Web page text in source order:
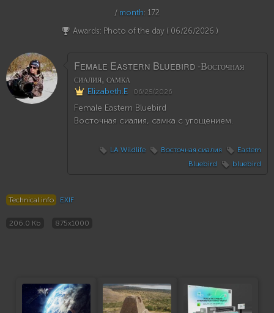
/ month: 172
Awards: Photo of the day ( 06/26/2026 )
Female Eastern Bluebird -Восточная
сиалия, самка
Elizabeth.E 06/25/2026
Female Eastern Bluebird
Восточная сиалия, самка c угощением.
LA Wildlife Восточная сиалия
Eastern
Bluebird
bluebird
Technical info EXIF
206.0 Kb 875x1000